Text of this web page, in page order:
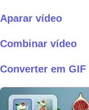
Aparar vídeo
Combinar vídeo
Converter em GIF